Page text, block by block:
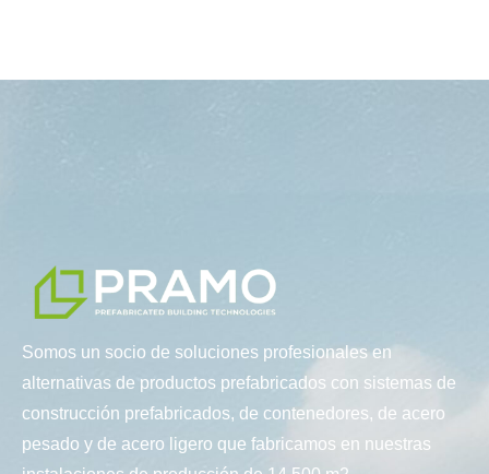
Somos un socio de soluciones profesionales en
alternativas de productos prefabricados con sistemas de
construcción prefabricados, de contenedores, de acero
pesado y de acero ligero que fabricamos en nuestras